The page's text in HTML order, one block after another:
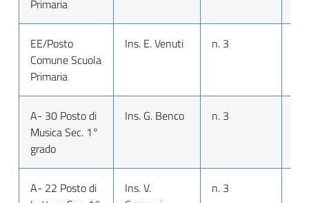
Primaria
EE/Posto
Comune Scuola
Primaria
Ins. E. Venuti n. 3
A- 30 Posto di
Musica Sec. 1°
grado
Ins. G. Benco n. 3
A- 22 Posto di
Ins. V.
n. 3